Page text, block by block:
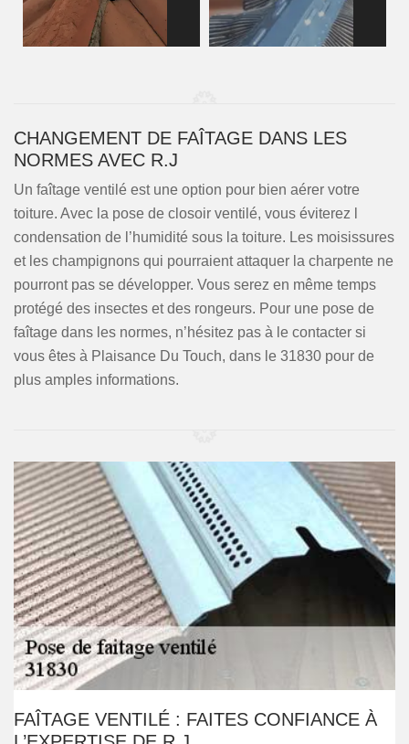
CHANGEMENT DE FAÎTAGE DANS LES
NORMES AVEC R.J
Un faîtage ventilé est une option pour bien aérer votre
toiture. Avec la pose de closoir ventilé, vous éviterez l
condensation de l’humidité sous la toiture. Les moisissures
et les champignons qui pourraient attaquer la charpente ne
pourront pas se développer. Vous serez en même temps
protégé des insectes et des rongeurs. Pour une pose de
faîtage dans les normes, n’hésitez pas à le contacter si
vous êtes à Plaisance Du Touch, dans le 31830 pour de
plus amples informations.
FAÎTAGE VENTILÉ : FAITES CONFIANCE À